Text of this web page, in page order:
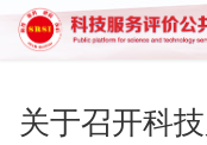
关于召开科